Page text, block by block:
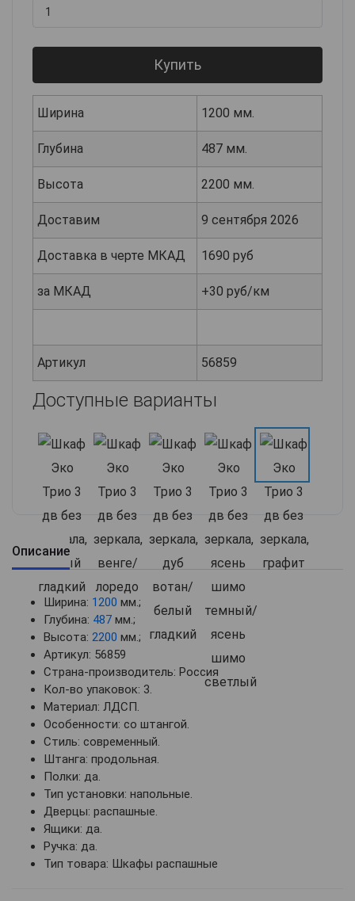
Купить
Ширина 1200 мм.
Глубина 487 мм.
Высота 2200 мм.
Доставим 9 сентября 2026
Доставка в черте МКАД 1690 руб
за МКАД +30 руб/км
Артикул 56859
Доступные варианты
Описание
Ширина: 1200 мм.;
Глубина: 487 мм.;
Высота: 2200 мм.;
Артикул: 56859
Страна-производитель: Россия
Кол-во упаковок: 3.
Материал: ЛДСП.
Особенности: со штангой.
Стиль: современный.
Штанга: продольная.
Полки: да.
Тип установки: напольные.
Дверцы: распашные.
Ящики: да.
Ручка: да.
Тип товара: Шкафы распашные